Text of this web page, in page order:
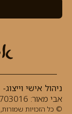
ניהול אישי וייצוג-
אבי מאור:
© כל הזכויות שמורות, 2026.